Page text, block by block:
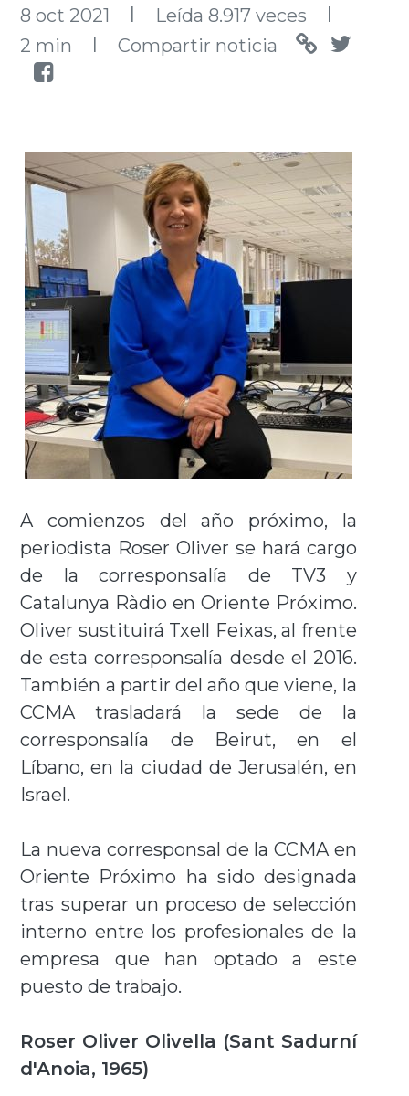
8 oct 2021 l Leída 8.917 veces l
2 min l Compartir noticia
A comienzos del año próximo, la
periodista Roser Oliver se hará cargo
de la corresponsalía de TV3 y
Catalunya Ràdio en Oriente Próximo.
Oliver sustituirá Txell Feixas, al frente
de esta corresponsalía desde el 2016.
También a partir del año que viene, la
CCMA trasladará la sede de la
corresponsalía de Beirut, en el
Líbano, en la ciudad de Jerusalén, en
Israel.
La nueva corresponsal de la CCMA en
Oriente Próximo ha sido designada
tras superar un proceso de selección
interno entre los profesionales de la
empresa que han optado a este
puesto de trabajo.
Roser Oliver Olivella (Sant Sadurní
d'Anoia, 1965)